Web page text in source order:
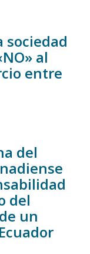
sociedad
al
entre
del
del
un